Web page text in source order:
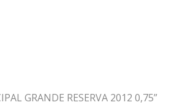
GRANDE RESERVA 2012 0,75”